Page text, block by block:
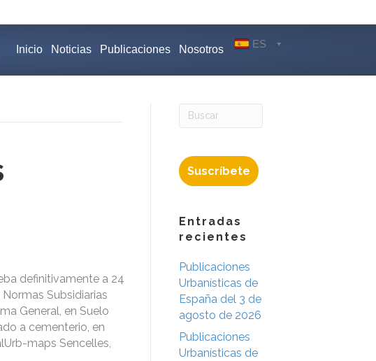
Inicio Noticias Publicaciones Nosotros ES
definitivamente a 24
Subsidiarias
General, en Suelo
a cementerio, en
maps Sencelles,
Suscríbete
Entradas
recientes
Publicaciones
Urbanísticas de
España del 3 de
agosto de 2026
Publicaciones
Urbanísticas de